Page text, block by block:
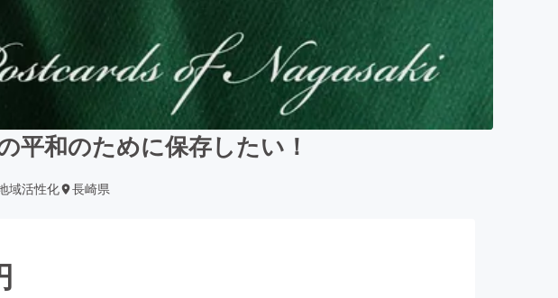
平和のために保存したい！
域活性化 長崎県